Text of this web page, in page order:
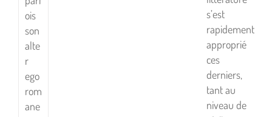
ois
son
alte
r
ego
rom
ane
s’est
rapidement
approprié
ces
derniers,
tant au
niveau de